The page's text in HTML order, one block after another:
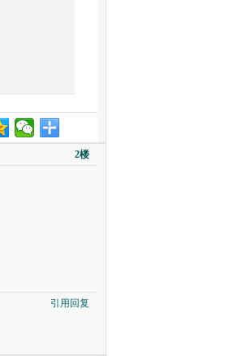
2楼
引用回复